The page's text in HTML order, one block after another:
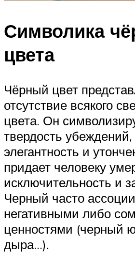
Символика
цвета
Чёрный цвет
отсутствие всякого
цвета. Он
твердость
элегантность и
придает человеку
исключительность и
Черный часто
негативными либо
ценностями (черный
дыра…).